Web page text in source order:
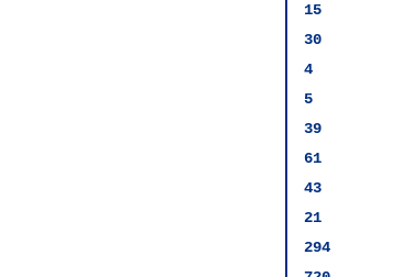
15
30
4
5
39
61
43
21
294